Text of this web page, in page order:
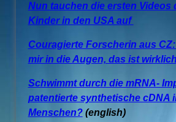
Nun tauchen die ersten Videos
Kinder in den USA auf
Couragierte Forscherin aus
mir in die Augen, das ist
Schwimmt durch die mRNA-
patentierte synthetische cDNA
Menschen? (english)